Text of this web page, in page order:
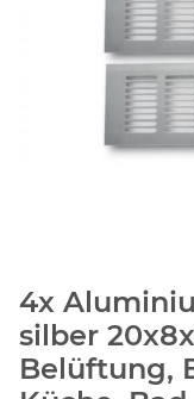
4x
silber
Belüftung,